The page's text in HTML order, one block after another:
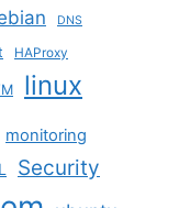
DNS
HAProxy
linux
monitoring
Security